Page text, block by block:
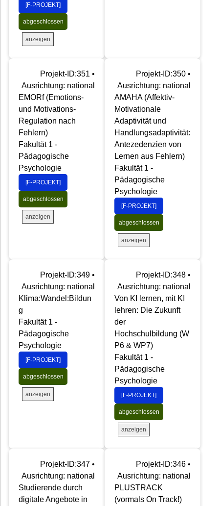
[F-PROJEKT]
abgeschlossen
anzeigen
Projekt-ID:351 •
Ausrichtung: national
EMORf (Emotions-
und Motivations-
Regulation nach
Fehlern)
Fakultät 1 -
Pädagogische
Psychologie
[F-PROJEKT]
abgeschlossen
anzeigen
Projekt-ID:350 •
Ausrichtung: national
AMAHA (Affektiv-
Motivationale
Adaptivität und
Handlungsadaptivität:
Antezedenzien von
Lernen aus Fehlern)
Fakultät 1 -
Pädagogische
Psychologie
[F-PROJEKT]
abgeschlossen
anzeigen
Projekt-ID:349 •
Ausrichtung: national
Klima:Wandel:Bildun
g
Fakultät 1 -
Pädagogische
Psychologie
[F-PROJEKT]
abgeschlossen
anzeigen
Projekt-ID:348 •
Ausrichtung: national
Von KI lernen, mit KI
lehren: Die Zukunft
der
Hochschulbildung (W
P6 & WP7)
Fakultät 1 -
Pädagogische
Psychologie
[F-PROJEKT]
abgeschlossen
anzeigen
Projekt-ID:347 •
Ausrichtung: national
Studierende durch
digitale Angebote in
Projekt-ID:346 •
Ausrichtung: national
PLUSTRACK
(vormals On Track!)